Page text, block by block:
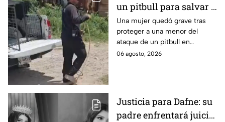
un pitbull para salvar a
una menor; hoy lucha
por su vida en Zapopan
Una mujer quedó grave tras
proteger a una menor del
ataque de un pitbull en
Zapopan; la víctima sufrió
06 agosto, 2026
Justicia para Dafne: su
padre enfrentará juicio